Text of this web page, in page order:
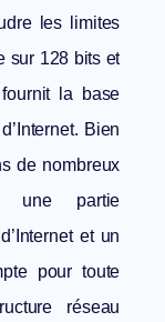
les limites
sur 128 bits et
la base
Bien
de nombreux
une partie
et un
pour toute
réseau